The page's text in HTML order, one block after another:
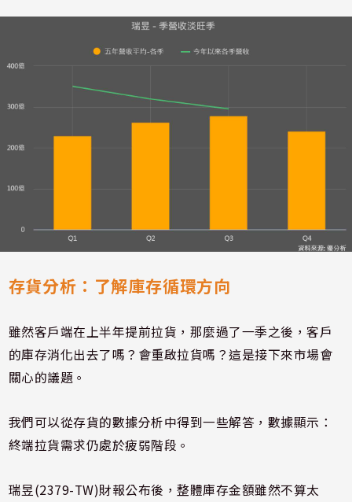
存貨分析：了解庫存循環方向
雖然客戶端在上半年提前拉貨，那麼過了一季之後，客戶
的庫存消化出去了嗎？會重啟拉貨嗎？這是接下來市場會
關心的議題。
我們可以從存貨的數據分析中得到一些解答，數據顯示：
終端拉貨需求仍處於疲弱階段。
瑞昱(2379-TW)財報公布後，整體庫存金額雖然不算太